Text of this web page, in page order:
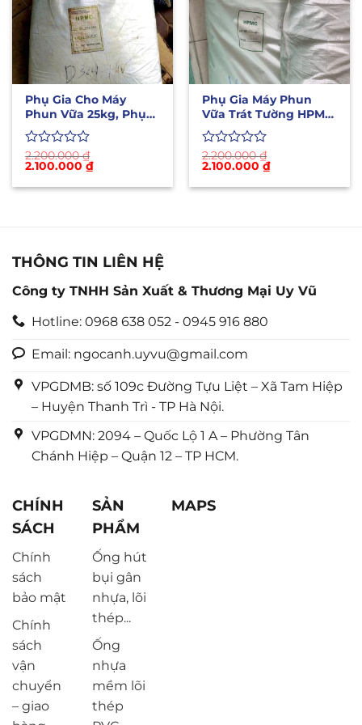
Phụ Gia Cho Máy
Phun Vữa 25kg, Phụ
Gia Máy Phun Vữa
Trát Tường.
Được
xếp
0
2.200.000₫
Giá
là:
2.100.000₫Giá
tại
Phụ Gia Máy Phun
Vữa Trát Tường HPMC
Nhập Khẩu Bao 25kg
Được
xếp
0
2.200.000₫
Giá
là:
2.100.000₫Giá
tại
THÔNG TIN LIÊN HỆ
Công ty TNHH Sản Xuất & Thương Mại Uy Vũ
Hotline: 0968 638 052 - 0945 916 880
Email: ngocanh.uyvu@gmail.com
VPGDMB: số 109c Đường Tựu Liệt – Xã Tam Hiệp
– Huyện Thanh Trì - TP Hà Nội.
VPGDMN: 2094 – Quốc Lộ 1 A – Phường Tân
Chánh Hiệp – Quận 12 – TP HCM.
CHÍNH
SÁCH
Chính
sách
bảo mật
Chính
sách
vận
chuyển
– giao
SẢN
PHẨM
Ống hút
bụi gân
nhựa, lõi
thép...
Ống
nhựa
mềm lõi
thép
MAPS